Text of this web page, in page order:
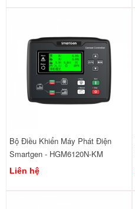
Bộ Điều Khiển Máy Phát Điện
Smartgen - HGM6120N-KM
Liên hệ